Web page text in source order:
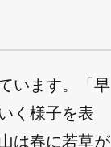
います。「早
く様子を表
は春に若草が